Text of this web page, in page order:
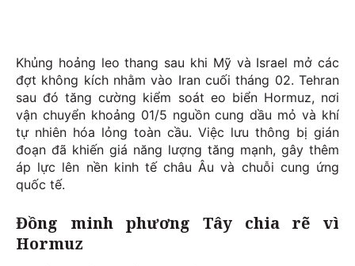
Khủng hoảng leo thang sau khi Mỹ và Israel mở các
đợt không kích nhằm vào Iran cuối tháng 02. Tehran
sau đó tăng cường kiểm soát eo biển Hormuz, nơi
vận chuyển khoảng 01/5 nguồn cung dầu mỏ và khí
tự nhiên hóa lỏng toàn cầu. Việc lưu thông bị gián
đoạn đã khiến giá năng lượng tăng mạnh, gây thêm
áp lực lên nền kinh tế châu Âu và chuỗi cung ứng
quốc tế.
Đồng minh phương Tây chia rẽ vì
Hormuz